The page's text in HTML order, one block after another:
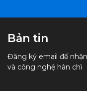
Bản tin
Đăng ký email để
và công nghệ hàn chì